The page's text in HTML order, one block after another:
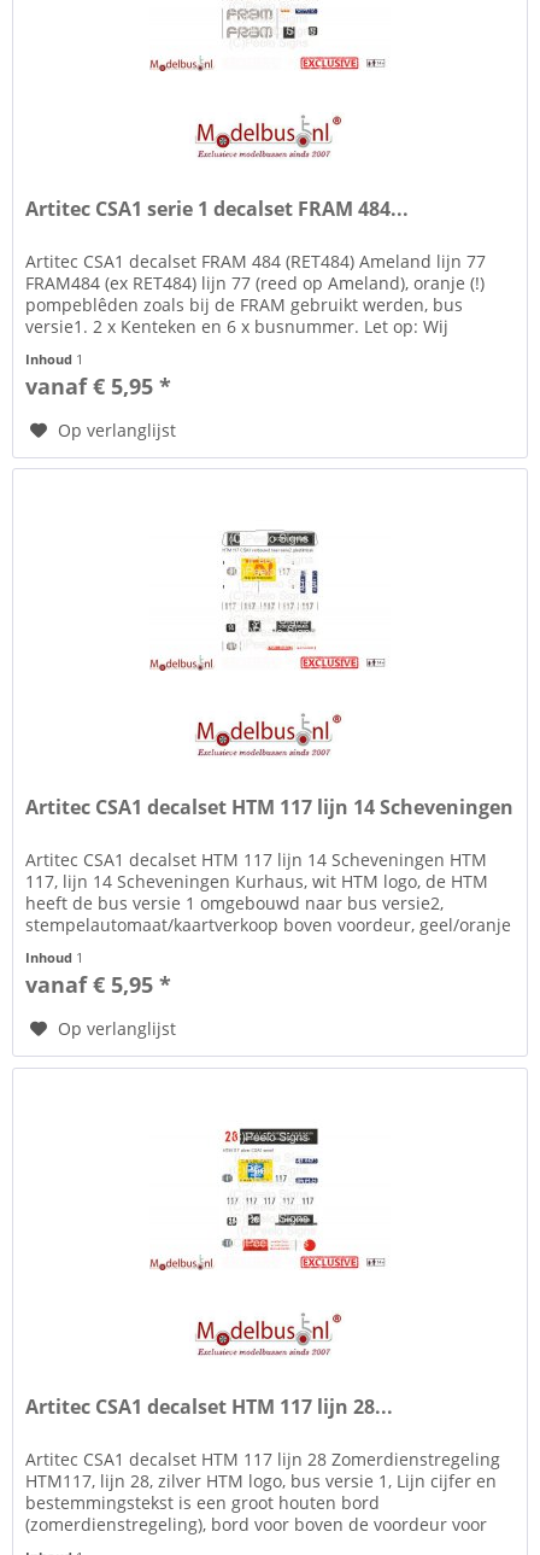
Artitec CSA1 serie 1 decalset FRAM 484...
Artitec CSA1 decalset FRAM 484 (RET484) Ameland lijn 77
FRAM484 (ex RET484) lijn 77 (reed op Ameland), oranje (!)
pompeblêden zoals bij de FRAM gebruikt werden, bus
versie1. 2 x Kenteken en 6 x busnummer. Let op: Wij
Inhoud 1
vanaf € 5,95 *
Op verlanglijst
Artitec CSA1 decalset HTM 117 lijn 14 Scheveningen
Artitec CSA1 decalset HTM 117 lijn 14 Scheveningen HTM
117, lijn 14 Scheveningen Kurhaus, wit HTM logo, de HTM
heeft de bus versie 1 omgebouwd naar bus versie2,
stempelautomaat/kaartverkoop boven voordeur, geel/oranje
Inhoud 1
vanaf € 5,95 *
Op verlanglijst
Artitec CSA1 decalset HTM 117 lijn 28...
Artitec CSA1 decalset HTM 117 lijn 28 Zomerdienstregeling
HTM117, lijn 28, zilver HTM logo, bus versie 1, Lijn cijfer en
bestemmingstekst is een groot houten bord
(zomerdienstregeling), bord voor boven de voordeur voor